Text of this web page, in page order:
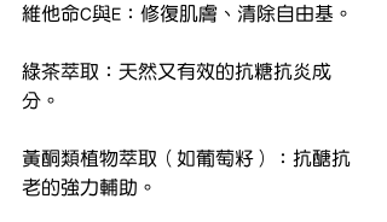
維他命C與E：修復肌膚、清除自由基。
綠茶萃取：天然又有效的抗糖抗炎成
分。
黃酮類植物萃取（如葡萄籽）：抗醣抗
老的強力輔助。